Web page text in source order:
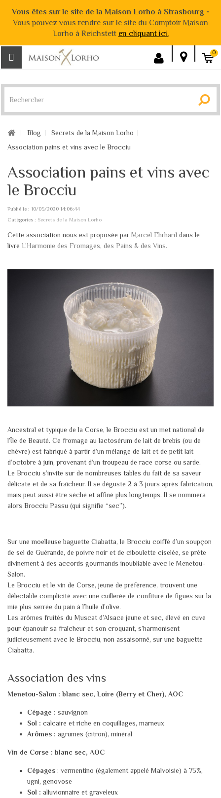
Vous êtes sur le site de la Maison Lorho à Strasbourg -
Vous pouvez vous rendre sur le site du Comptoir Maison
Lorho à Reichstett en cliquant ici.
0
Blog
Secrets de la Maison Lorho
Association pains et vins avec le Brocciu
Association pains et vins avec
le Brocciu
Publié le : 10/05/2020 14:06:44
Catégories : Secrets de la Maison Lorho
Cette association nous est proposée par Marcel Ehrhard dans le
livre L’Harmonie des Fromages, des Pains & des Vins.
Ancestral et typique de la Corse, le Brocciu est un met national de
l’Île de Beauté. Ce fromage au lactosérum de lait de brebis (ou de
chèvre) est fabriqué à partir d’un mélange de lait et de petit lait
d’octobre à juin, provenant d’un troupeau de race corse ou sarde.
Le Brocciu s’invite sur de nombreuses tables du fait de sa saveur
délicate et de sa fraîcheur. Il se déguste 2 à 3 jours après fabrication,
mais peut aussi être séché et affiné plus longtemps. Il se nommera
alors Brocciu Passu (qui signifie “sec”).
Sur une moelleuse baguette Ciabatta, le Brocciu coiffé d’un soupçon
de sel de Guérande, de poivre noir et de ciboulette ciselée, se prête
divinement à des accords gourmands inoubliable avec le Menetou-
Salon.
Le Brocciu et le vin de Corse, jeune de préférence, trouvent une
délectable complicité avec une cuillerée de confiture de figues sur la
mie plus serrée du pain à l’huile d’olive.
Les arômes fruités du Muscat d’Alsace jeune et sec, élevé en cuve
pour épanouir sa fraîcheur et son croquant, s’harmonisent
judicieusement avec le Brocciu, non assaisonné, sur une baguette
Ciabatta.
Association des vins
Menetou-Salon : blanc sec, Loire (Berry et Cher), AOC
Cépage : sauvignon
Sol : calcaire et riche en coquillages, marneux
Arômes : agrumes (citron), minéral
Vin de Corse : blanc sec, AOC
Cépages : vermentino (également appelé Malvoisie) à 75%,
ugni, genovose
Sol : alluvionnaire et graveleux